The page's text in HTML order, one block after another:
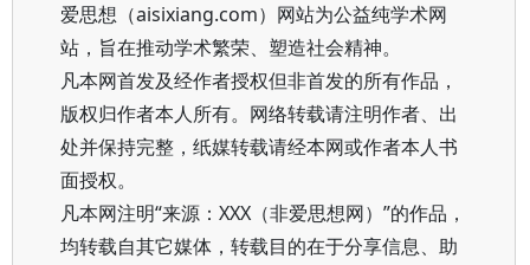
爱思想（aisixiang.com）网站为公益纯学术网
站，旨在推动学术繁荣、塑造社会精神。
凡本网首发及经作者授权但非首发的所有作品，
版权归作者本人所有。网络转载请注明作者、出
处并保持完整，纸媒转载请经本网或作者本人书
面授权。
凡本网注明“来源：XXX（非爱思想网）”的作品，
均转载自其它媒体，转载目的在于分享信息、助